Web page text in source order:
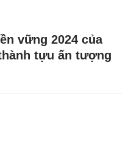
vững 2024 của
tựu ấn tượng